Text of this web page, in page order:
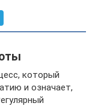
который
и означает,